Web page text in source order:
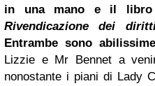
in una mano e il libro
Rivendicazione dei
Entrambe sono
Lizzie e Mr Bennet a
nonostante i piani di Lady